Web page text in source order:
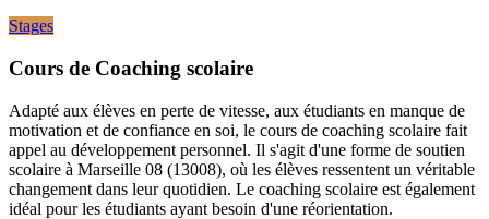
Stages
Cours de Coaching scolaire
Adapté aux élèves en perte de vitesse, aux étudiants en manque de
motivation et de confiance en soi, le cours de coaching scolaire fait
appel au développement personnel. Il s'agit d'une forme de soutien
scolaire à Marseille 08 (13008), où les élèves ressentent un véritable
changement dans leur quotidien. Le coaching scolaire est également
idéal pour les étudiants ayant besoin d'une réorientation.